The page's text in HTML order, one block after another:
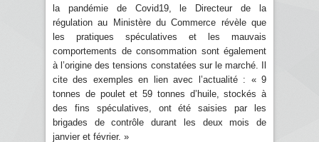
la pandémie de Covid19, le Directeur de la
régulation au Ministère du Commerce révèle que
les pratiques spéculatives et les mauvais
comportements de consommation sont également
à l’origine des tensions constatées sur le marché. Il
cite des exemples en lien avec l’actualité : « 9
tonnes de poulet et 59 tonnes d’huile, stockés à
des fins spéculatives, ont été saisies par les
brigades de contrôle durant les deux mois de
janvier et février. »